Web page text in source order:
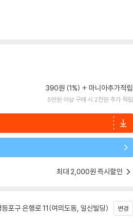
390원 (1%) 마니아추가적립
5만원 이상 구매 시 2천원 추가 적립
최대 2,000원 즉시할인
포구 은행로 11(여의도동, 일신빌딩) 변경